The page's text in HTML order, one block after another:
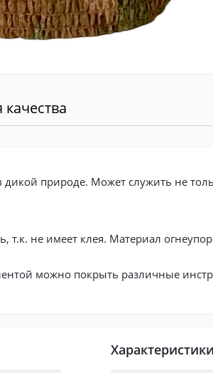
качества
природе. Может служить не
т.к. не имеет клея. Материал
можно покрыть различные
Характеристики